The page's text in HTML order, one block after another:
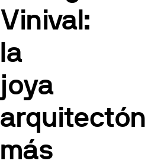
Vinival:
la
joya
más